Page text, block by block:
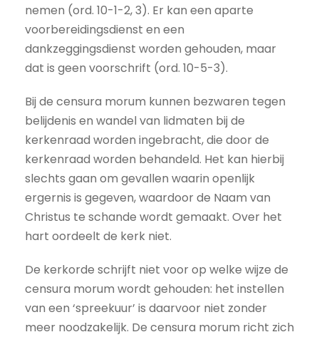
nemen (ord. 10-1-2, 3). Er kan een aparte
voorbereidingsdienst en een
dankzeggingsdienst worden gehouden, maar
dat is geen voorschrift (ord. 10-5-3).
Bij de censura morum kunnen bezwaren tegen
belijdenis en wandel van lidmaten bij de
kerkenraad worden ingebracht, die door de
kerkenraad worden behandeld. Het kan hierbij
slechts gaan om gevallen waarin openlijk
ergernis is gegeven, waardoor de Naam van
Christus te schande wordt gemaakt. Over het
hart oordeelt de kerk niet.
De kerkorde schrijft niet voor op welke wijze de
censura morum wordt gehouden: het instellen
van een ‘spreekuur’ is daarvoor niet zonder
meer noodzakelijk. De censura morum richt zich